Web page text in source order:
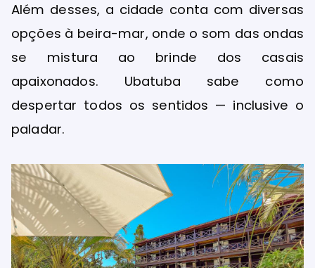
Além desses, a cidade conta com diversas
opções à beira-mar, onde o som das ondas
se mistura ao brinde dos casais
apaixonados. Ubatuba sabe como
despertar todos os sentidos — inclusive o
paladar.